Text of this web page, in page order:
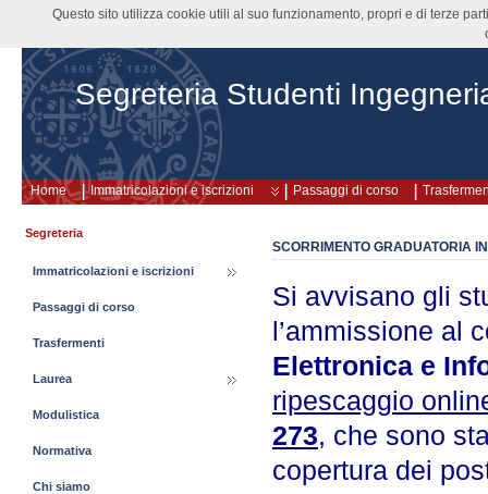
Segreteria Studenti
Home Immatricolazioni e iscrizioni Passaggi di corso
SCORRIMENTO GRADUATORIA
Si avvisano gli
l’ammissione al
Elettronica e
ripescaggio
273, che sono
copertura dei
Segreteria
Immatricolazioni e iscrizioni
Passaggi di corso
Trasfermenti
Laurea
Modulistica
Normativa
Chi siamo
Questo sito utilizza cookie utili al suo funzionamento, propri e di terze